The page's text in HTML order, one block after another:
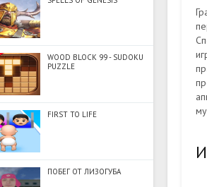
WOOD BLOCK 99 - SUDOKU
PUZZLE
FIRST TO LIFE
ПОБЕГ ОТ ЛИЗОГУБА